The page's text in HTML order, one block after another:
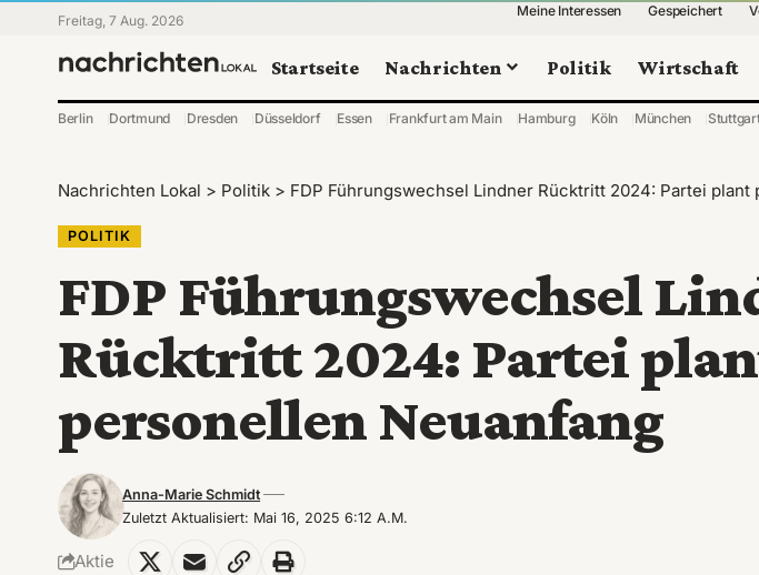
Freitag, 7 Aug. 2026
Meine Interessen Gespeichert
Startseite Nachrichten Politik Wirtschaft
Berlin Dortmund Dresden Düsseldorf Essen Frankfurt am Main Hamburg Köln München
Nachrichten Lokal > Politik > FDP Führungswechsel Lindner Rücktritt 2024: Partei plant
POLITIK
FDP Führungswechsel
Rücktritt 2024: Partei
personellen Neuanfang
Zuletzt Aktualisiert: Mai 16, 2025 6:12 A.m.
Anna-Marie Schmidt
Aktie